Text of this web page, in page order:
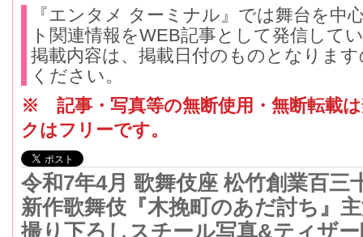
『エンタメ ターミナル』では舞台を中
ト関連情報をWEB記事として発信して
掲載内容は、掲載日付のものとなりま
ください。
※ 記事・写真等の無断使用・無断転載
クはフリーです。
令和7年4月 歌舞伎座 松竹創業百三
新作歌舞伎『木挽町のあだ討ち』
撮り下ろしスチール写真&ティザ